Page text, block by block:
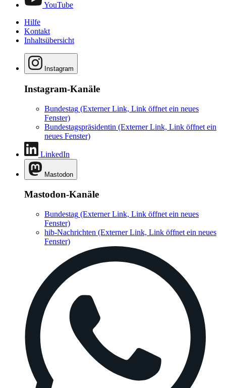
YouTube
Hilfe
Kontakt
Inhaltsübersicht
Instagram
Instagram-Kanäle
Bundestag (Externer Link, Link öffnet ein neues
Fenster)
Bundestagspräsidentin (Externer Link, Link öffnet ein
neues Fenster)
LinkedIn
Mastodon
Mastodon-Kanäle
Bundestag (Externer Link, Link öffnet ein neues
Fenster)
hib-Nachrichten (Externer Link, Link öffnet ein neues
Fenster)